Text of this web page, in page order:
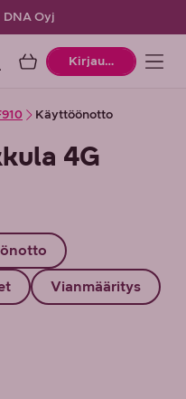
DNA Oyj
OstoskoriKirjaudu
Käyttöönotto
4G
Vianmääritys